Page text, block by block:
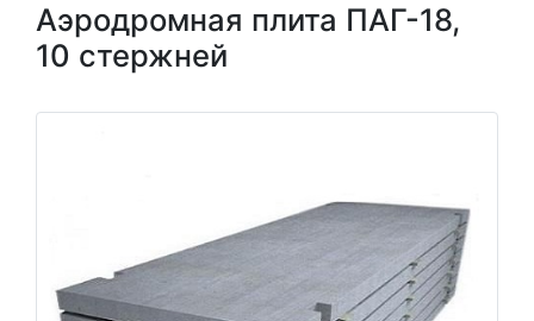
Аэродромная плита ПАГ-18,
10 стержней